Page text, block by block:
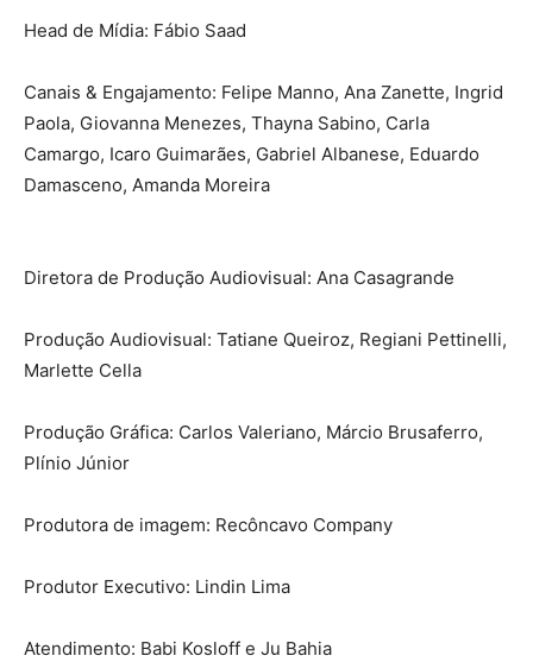
Head de Mídia: Fábio Saad
Canais & Engajamento: Felipe Manno, Ana Zanette, Ingrid
Paola, Giovanna Menezes, Thayna Sabino, Carla
Camargo, Icaro Guimarães, Gabriel Albanese, Eduardo
Damasceno, Amanda Moreira
Diretora de Produção Audiovisual: Ana Casagrande
Produção Audiovisual: Tatiane Queiroz, Regiani Pettinelli,
Marlette Cella
Produção Gráfica: Carlos Valeriano, Márcio Brusaferro,
Plínio Júnior
Produtora de imagem: Recôncavo Company
Produtor Executivo: Lindin Lima
Atendimento: Babi Kosloff e Ju Bahia